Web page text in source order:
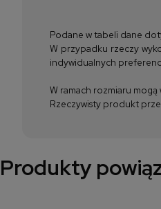
Podane w tabeli dane
W przypadku rzeczy
indywidualnych
W ramach rozmiaru
Rzeczywisty produkt
Produkty